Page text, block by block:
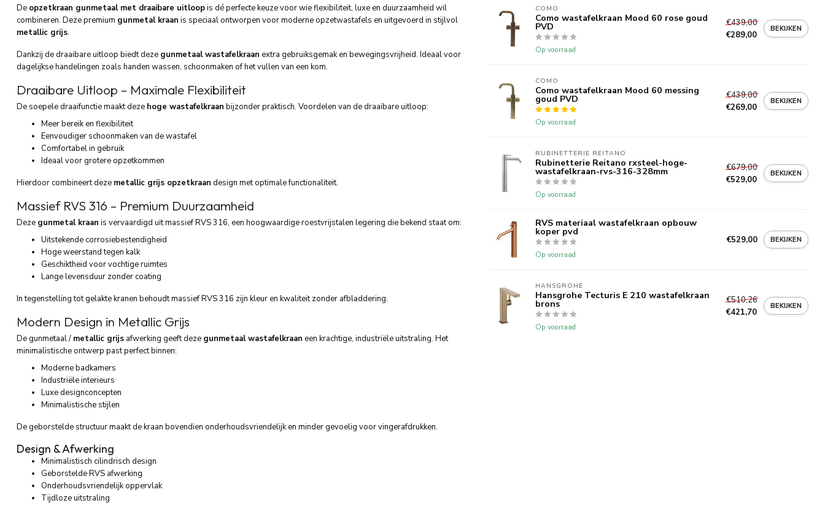
De opzetkraan gunmetaal met draaibare uitloopis dé perfecte keuze voor wie flexibiliteit, luxe en duurzaamheid wil
combineren. Deze premium gunmetal kraan is speciaal ontworpen voor moderne opzetwastafels en uitgevoerd in stijlvol
metallic grijs.
Dankzij de draaibare uitloop biedt deze gunmetaal wastafelkraan extra gebruiksgemak en bewegingsvrijheid. Ideaal voor
dagelijkse handelingen zoals handen wassen, schoonmaken of het vullen van een kom.
Draaibare Uitloop – Maximale Flexibiliteit
De soepele draaifunctie maakt deze hoge wastafelkraan bijzonder praktisch. Voordelen van de draaibare uitloop:
Meer bereik en flexibiliteit
Eenvoudiger schoonmaken van de wastafel
Comfortabel in gebruik
Ideaal voor grotere opzetkommen
Hierdoor combineert deze metallic grijs opzetkraan design met optimale functionaliteit.
Massief RVS 316 – Premium Duurzaamheid
Deze gunmetal kraan is vervaardigd uit massief RVS 316, een hoogwaardige roestvrijstalen legering die bekend staat om:
Uitstekende corrosiebestendigheid
Hoge weerstand tegen kalk
Geschiktheid voor vochtige ruimtes
Lange levensduur zonder coating
In tegenstelling tot gelakte kranen behoudt massief RVS 316 zijn kleur en kwaliteit zonder afbladdering.
Modern Design in Metallic Grijs
De gunmetaal / metallic grijs afwerking geeft deze gunmetaal wastafelkraan een krachtige, industriële uitstraling. Het
minimalistische ontwerp past perfect binnen:
Moderne badkamers
Industriële interieurs
Luxe designconcepten
Minimalistische stijlen
De geborstelde structuur maakt de kraan bovendien onderhoudsvriendelijk en minder gevoelig voor vingerafdrukken.
Design & Afwerking
Minimalistisch cilindrisch design
Geborstelde RVS afwerking
Onderhoudsvriendelijk oppervlak
Tijdloze uitstraling
COMO
Como wastafelkraan Mood 60 rose goud
PVD
Op voorraad
€439,00
€289,00
BEKIJKEN
COMO
Como wastafelkraan Mood 60 messing
goud PVD
Op voorraad
€439,00
€269,00
BEKIJKEN
RUBINETTERIE REITANO
Rubinetterie Reitano rxsteel-hoge-
wastafelkraan-rvs-316-328mm
Op voorraad
€679,00
€529,00
BEKIJKEN
RVS materiaal wastafelkraan opbouw
koper pvd
Op voorraad
€529,00 BEKIJKEN
HANSGROHE
Hansgrohe Tecturis E 210 wastafelkraan
brons
Op voorraad
€510,26
€421,70
BEKIJKEN